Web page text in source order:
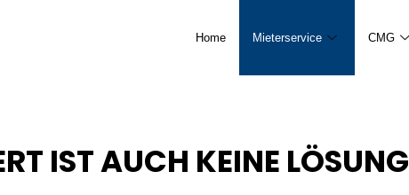
Home Mieterservice CMG
IST AUCH KEINE LÖSUNG